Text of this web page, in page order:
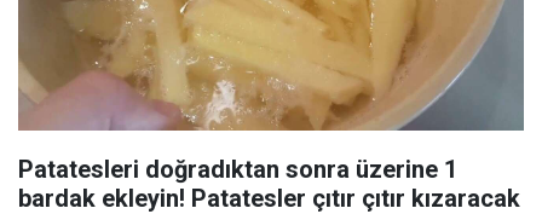
Patatesleri doğradıktan sonra üzerine 1
bardak ekleyin! Patatesler çıtır çıtır kızaracak